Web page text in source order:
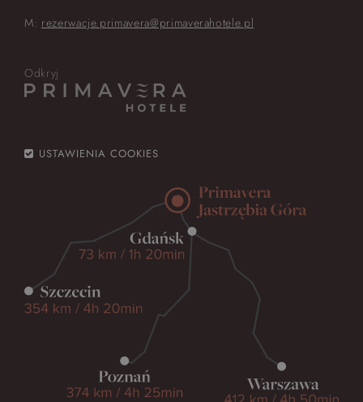
M: rezerwacje.primavera@primaverahotele.pl
Odkryj
USTAWIENIA COOKIES